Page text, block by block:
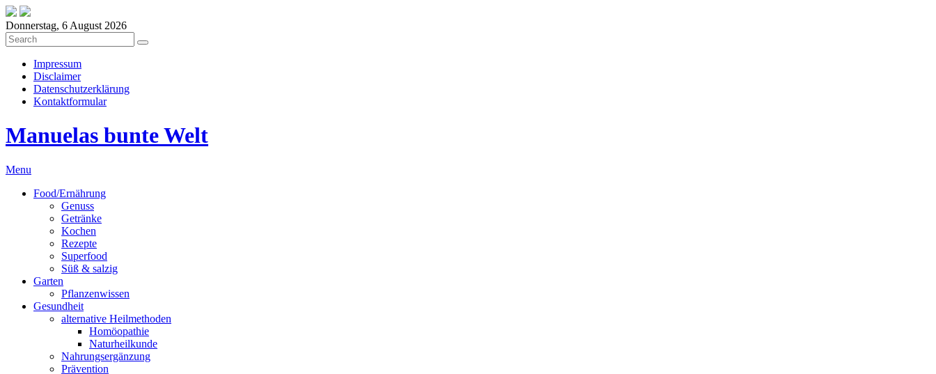
Donnerstag, 6 August 2026
Impressum
Disclaimer
Datenschutzerklärung
Kontaktformular
Manuelas bunte Welt
Menu
Food/Ernährung
Genuss
Getränke
Kochen
Rezepte
Superfood
Süß & salzig
Garten
Pflanzenwissen
Gesundheit
alternative Heilmethoden
Homöopathie
Naturheilkunde
Nahrungsergänzung
Prävention